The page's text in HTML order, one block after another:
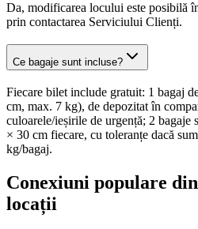
Da, modificarea locului este posibilă
prin contactarea Serviciului Clienți.
Ce bagaje sunt incluse?
Fiecare bilet include gratuit: 1 bagaj
cm, max. 7 kg), de depozitat în
culoarele/ieșirile de urgență; 2 bagaje
× 30 cm fiecare, cu toleranțe dacă
kg/bagaj.
Conexiuni populare
locații